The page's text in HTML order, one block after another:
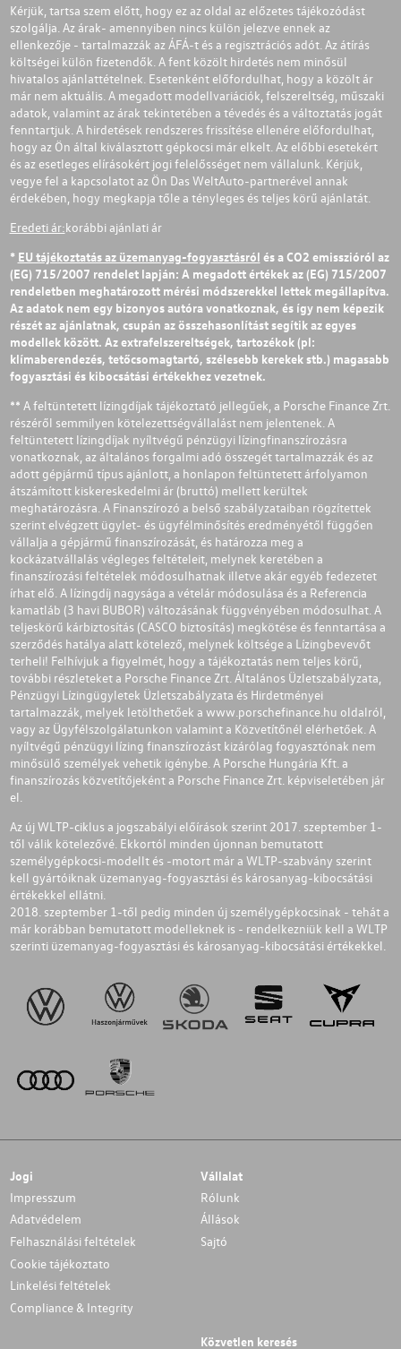
Kérjük, tartsa szem előtt, hogy ez az oldal az előzetes tájékozódást
szolgálja. Az árak- amennyiben nincs külön jelezve ennek az
ellenkezője - tartalmazzák az ÁFÁ-t és a regisztrációs adót. Az átírás
költségei külön fizetendők. A fent közölt hirdetés nem minősül
hivatalos ajánlattételnek. Esetenként előfordulhat, hogy a közölt ár
már nem aktuális. A megadott modellvariációk, felszereltség, műszaki
adatok, valamint az árak tekintetében a tévedés és a változtatás jogát
fenntartjuk. A hirdetések rendszeres frissítése ellenére előfordulhat,
hogy az Ön által kiválasztott gépkocsi már elkelt. Az előbbi esetekért
és az esetleges elírásokért jogi felelősséget nem vállalunk. Kérjük,
vegye fel a kapcsolatot az Ön Das WeltAuto-partnerével annak
érdekében, hogy megkapja tőle a tényleges és teljes körű ajánlatát.
Eredeti ár:korábbi ajánlati ár
* EU tájékoztatás az üzemanyag-fogyasztásról és a CO2 emisszióról az
(EG) 715/2007 rendelet lapján: A megadott értékek az (EG) 715/2007
rendeletben meghatározott mérési módszerekkel lettek megállapítva.
Az adatok nem egy bizonyos autóra vonatkoznak, és így nem képezik
részét az ajánlatnak, csupán az összehasonlítást segítik az egyes
modellek között. Az extrafelszereltségek, tartozékok (pl:
klímaberendezés, tetőcsomagtartó, szélesebb kerekek stb.) magasabb
fogyasztási és kibocsátási értékekhez vezetnek.
** A feltüntetett lízingdíjak tájékoztató jellegűek, a Porsche Finance Zrt.
részéről semmilyen kötelezettségvállalást nem jelentenek. A
feltüntetett lízingdíjak nyíltvégű pénzügyi lízingfinanszírozásra
vonatkoznak, az általános forgalmi adó összegét tartalmazzák és az
adott gépjármű típus ajánlott, a honlapon feltüntetett árfolyamon
átszámított kiskereskedelmi ár (bruttó) mellett kerültek
meghatározásra. A Finanszírozó a belső szabályzataiban rögzítettek
szerint elvégzett ügylet- és ügyfélminősítés eredményétől függően
vállalja a gépjármű finanszírozását, és határozza meg a
kockázatvállalás végleges feltételeit, melynek keretében a
finanszírozási feltételek módosulhatnak illetve akár egyéb fedezetet
írhat elő. A lízingdíj nagysága a vételár módosulása és a Referencia
kamatláb (3 havi BUBOR) változásának függvényében módosulhat. A
teljeskörű kárbiztosítás (CASCO biztosítás) megkötése és fenntartása a
szerződés hatálya alatt kötelező, melynek költsége a Lízingbevevőt
terheli! Felhívjuk a figyelmét, hogy a tájékoztatás nem teljes körű,
további részleteket a Porsche Finance Zrt. Általános Üzletszabályzata,
Pénzügyi Lízingügyletek Üzletszabályzata és Hirdetményei
tartalmazzák, melyek letölthetőek a www.porschefinance.hu oldalról,
vagy az Ügyfélszolgálatunkon valamint a Közvetítőnél elérhetőek. A
nyíltvégű pénzügyi lízing finanszírozást kizárólag fogyasztónak nem
minősülő személyek vehetik igénybe. A Porsche Hungária Kft. a
finanszírozás közvetítőjeként a Porsche Finance Zrt. képviseletében jár
el.
Az új WLTP-ciklus a jogszabályi előírások szerint 2017. szeptember 1-
től válik kötelezővé. Ekkortól minden újonnan bemutatott
személygépkocsi-modellt és -motort már a WLTP-szabvány szerint
kell gyártóiknak üzemanyag-fogyasztási és károsanyag-kibocsátási
értékekkel ellátni.
2018. szeptember 1-től pedig minden új személygépkocsinak - tehát a
már korábban bemutatott modelleknek is - rendelkezniük kell a WLTP
szerinti üzemanyag-fogyasztási és károsanyag-kibocsátási értékekkel.
Jogi
Impresszum
Adatvédelem
Felhasználási feltételek
Cookie tájékoztato
Linkelési feltételek
Compliance & Integrity
Vállalat
Rólunk
Állások
Sajtó
Közvetlen keresés